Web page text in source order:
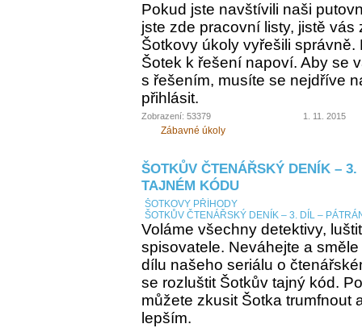
Pokud jste navštívili naši
jste zde pracovní listy, jistě vás
Šotkovy úkoly vyřešili
Šotek k řešení napoví. Aby se
s řešením, musíte se nejdříve
přihlásit.
Zobrazení: 53379 1. 11. 2015
Zábavné úkoly
ŠOTKŮV ČTENÁŘSKÝ DENÍK –
TAJNÉM KÓDU
ŠOTKOVY PŘÍHODY
ŠOTKŮV ČTENÁŘSKÝ DENÍK – 3. DÍL –
Voláme všechny detektivy,
spisovatele. Neváhejte a
dílu našeho seriálu o
se rozluštit Šotkův tajný kód.
můžete zkusit Šotka trumfnout
lepším.